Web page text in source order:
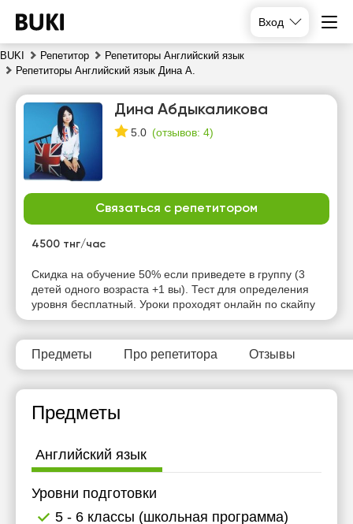
Вход
BUKI Репетитор
Репетиторы Английский язык
Репетиторы Английский язык Дина А.
Дина Абдыкаликова
5.0 (отзывов: 4)
Связаться с репетитором
4500 тнг/час
Скидка на обучение 50% если приведете в группу (3
детей одного возраста +1 вы). Тест для определения
уровня бесплатный. Уроки проходят онлайн по скайпу
Предметы Про репетитора Отзывы
Предметы
Английский язык
Уровни подготовки
5 - 6 классы (школьная программа)
пт
сб
Нет
свободных
часов
Нет
свободных
часов
Нет
свободных
часов
Нет
свободных
часов